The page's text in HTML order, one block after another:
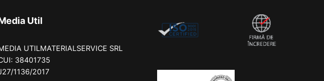
Util
UTILMATERIALSERVICE SRL
38401735
1136/2017